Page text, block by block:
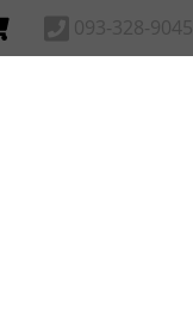
093-328-9045